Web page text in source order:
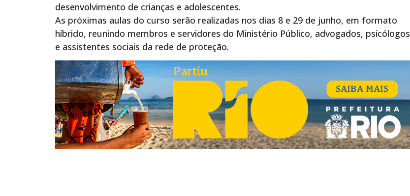
desenvolvimento de crianças e adolescentes.
As próximas aulas do curso serão realizadas nos dias 8 e 29 de junho, em formato
híbrido, reunindo membros e servidores do Ministério Público, advogados, psicólogos
e assistentes sociais da rede de proteção.